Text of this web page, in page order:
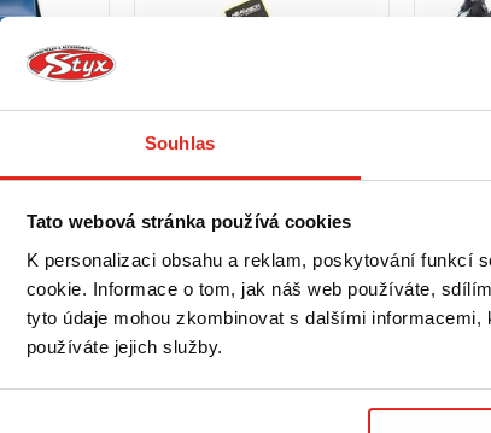
Souhlas
Tato webová stránka používá cookies
K personalizaci obsahu a reklam, poskytování funkcí
cookie. Informace o tom, jak náš web používáte,
tyto údaje mohou zkombinovat s dalšími
používáte jejich služby.
SYSTÉM V-
ZDARMA
1 209 Kč s DPH
HEALTECH MODUL BRZDOVÉHO
SVĚTLA BLP-U01
Skladem
Rezervovat na prodejně
LEO
800/SRV